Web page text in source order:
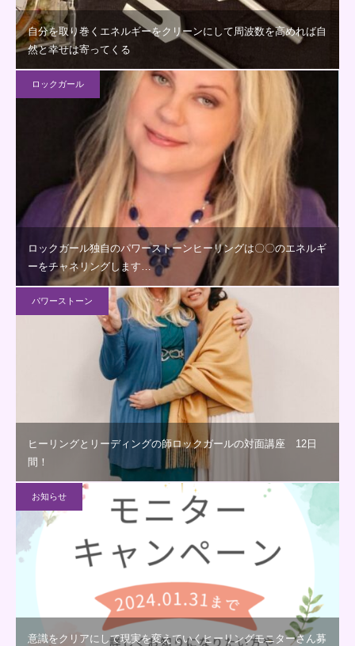
自分を取り巻くエネルギーをクリーンにして周波数を高めれば自
然と幸せは寄ってくる
ロックガール
ロックガール独自のパワーストーンヒーリングは〇〇のエネルギ
ーをチャネリングします…
パワーストーン
ヒーリングとリーディングの師ロックガールの対面講座 12日
間！
お知らせ
意識をクリアにして現実を変えていくヒーリングモニターさん募